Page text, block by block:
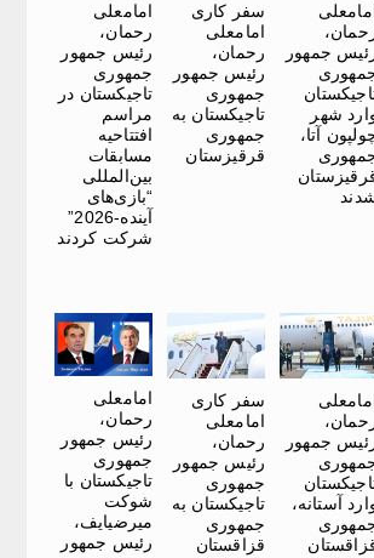
جمهور
شهر
آتا،
سفر کاری
امامعلی
رحمان،
رئیس جمهور
جمهوری
تاجیکستان به
جمهوری
قرقیزستان
امامعلی
رحمان،
رئیس جمهور
جمهوری
تاجیکستان در
مراسم
افتتاحیه
مسابقات
بین‌المللی
“بازی‌های
آینده-2026”
شرکت کردند
جمهور
آستانه،
سفر کاری
امامعلی
رحمان،
رئیس جمهور
جمهوری
تاجیکستان به
جمهوری
قزاقستان
امامعلی
رحمان،
رئیس جمهور
جمهوری
تاجیکستان با
شوکت
میرضیایف،
رئیس جمهور